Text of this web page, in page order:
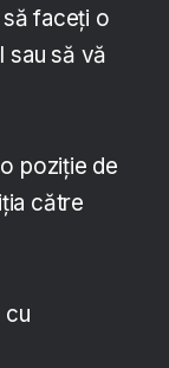
faceți o
sau să vă
poziție de
către
cu